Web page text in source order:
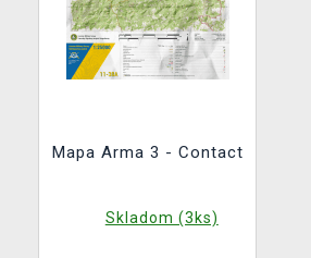
Mapa Arma 3 - Contact
Skladom (3ks)